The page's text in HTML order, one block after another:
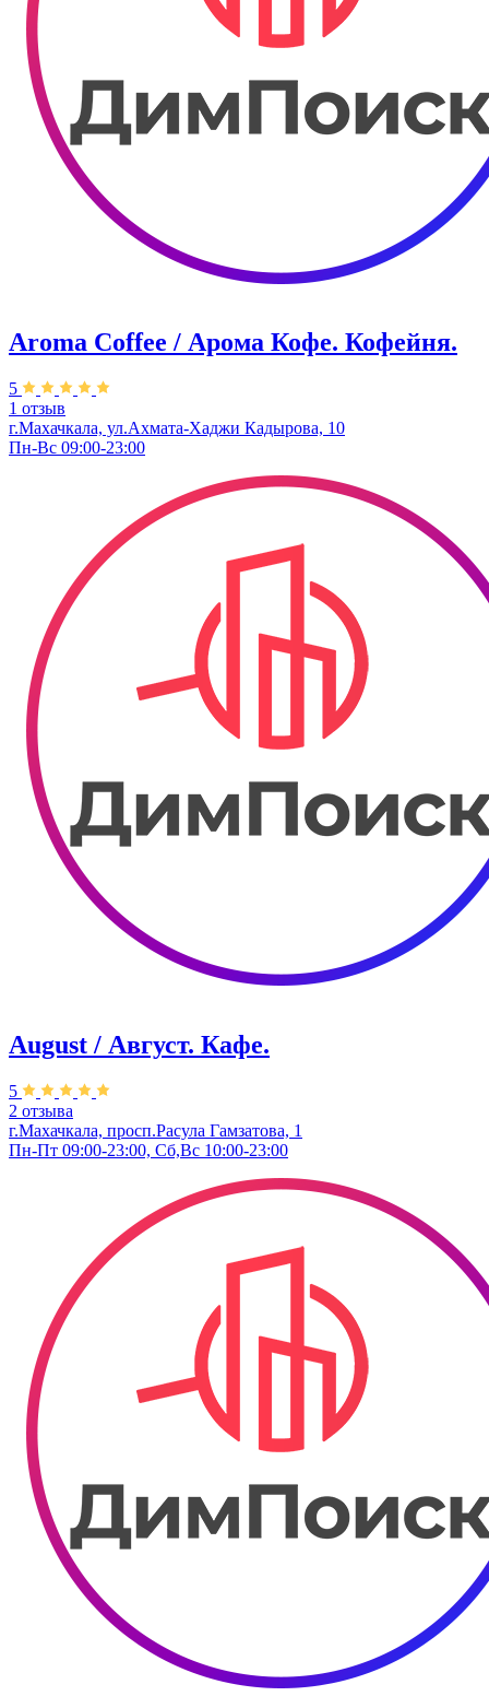
Aroma Coffee / Арома Кофе. Кофейня.
5
1 отзыв
г.Махачкала, ​ул.Ахмата-Хаджи Кадырова, 10
Пн-Вс 09:00-23:00
August / Август. Кафе.
5
2 отзыва
г.Махачкала, просп.Расула Гамзатова, 1
Пн-Пт 09:00-23:00, Сб,Вс 10:00-23:00